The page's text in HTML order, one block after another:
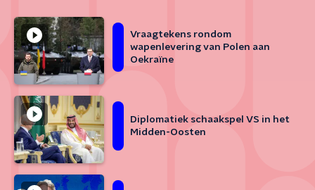
Vraagtekens rondom
wapenlevering van Polen aan
Oekraïne
Diplomatiek schaakspel VS in het
Midden-Oosten